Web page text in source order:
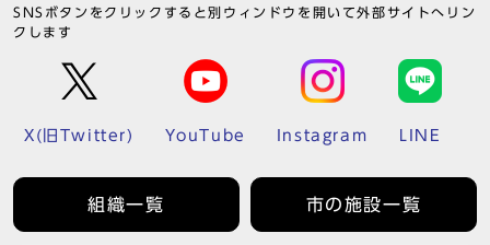
SNSボタンをクリックすると別ウィンドウを開いて外部サイトへリン
クします
X(旧Twitter) YouTube Instagram LINE
組織一覧 市の施設一覧